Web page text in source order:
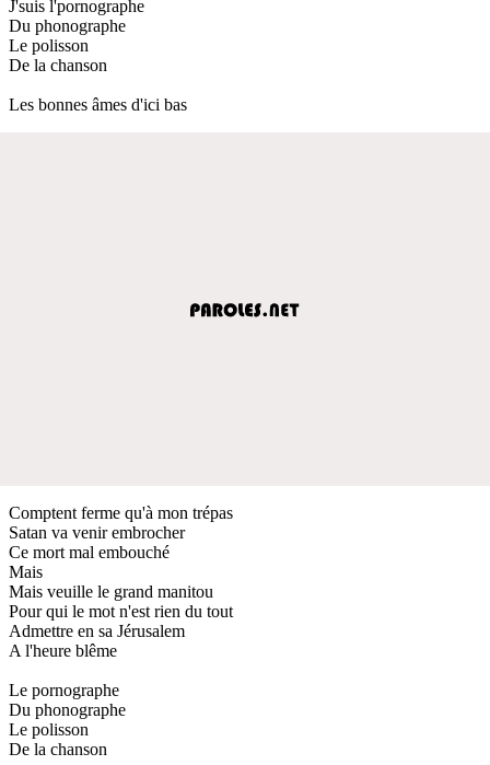
J'suis l'pornographe
Du phonographe
Le polisson
De la chanson
Les bonnes âmes d'ici bas
Comptent ferme qu'à mon trépas
Satan va venir embrocher
Ce mort mal embouché
Mais
Mais veuille le grand manitou
Pour qui le mot n'est rien du tout
Admettre en sa Jérusalem
A l'heure blême
Le pornographe
Du phonographe
Le polisson
De la chanson